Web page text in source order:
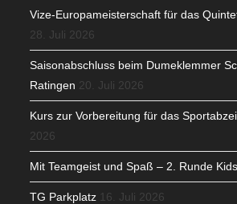
Vize-Europameisterschaft für das
28. Juli 2026
Saisonabschluss beim Dumeklemmer
Ratingen 20. Juli 2026
Kurs zur Vorbereitung für das
2026
Mit Teamgeist und Spaß – 2. Runde
TG Parkplatz 16. Juli 2026